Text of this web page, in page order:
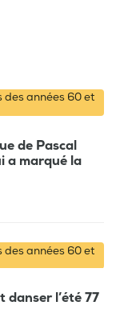
des années 60 et
de Pascal
a marqué la
des années 60 et
danser l’été 77